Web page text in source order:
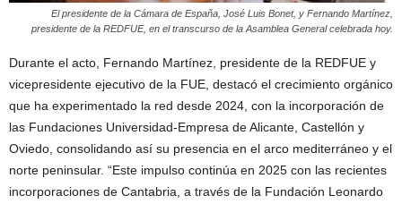
El presidente de la Cámara de España, José Luis Bonet, y Fernando Martínez,
presidente de la REDFUE, en el transcurso de la Asamblea General celebrada hoy.
Durante el acto, Fernando Martínez, presidente de la REDFUE y
vicepresidente ejecutivo de la FUE, destacó el crecimiento orgánico
que ha experimentado la red desde 2024, con la incorporación de
las Fundaciones Universidad-Empresa de Alicante, Castellón y
Oviedo, consolidando así su presencia en el arco mediterráneo y el
norte peninsular. “Este impulso continúa en 2025 con las recientes
incorporaciones de Cantabria, a través de la Fundación Leonardo